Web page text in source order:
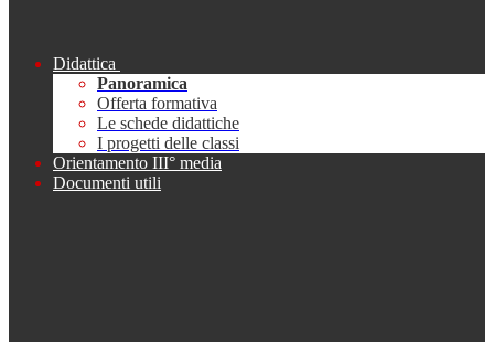
Didattica
Panoramica
Offerta formativa
Le schede didattiche
I progetti delle classi
Orientamento III° media
Documenti utili